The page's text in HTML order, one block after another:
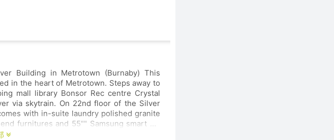
Building in Metrotown (Burnaby) This
in the heart of Metrotown. Steps away to
via skytrain. On 22nd floor of the Silver
suite laundry polished granite
suitcase. Available May 1st